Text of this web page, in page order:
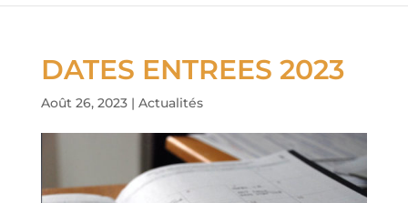
DATES ENTREES 2023
Août 26, 2023| Actualités